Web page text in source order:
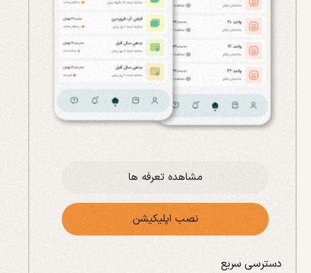
مشاهده تعرفه ها
نصب اپلیکیشن
دسترسی سریع